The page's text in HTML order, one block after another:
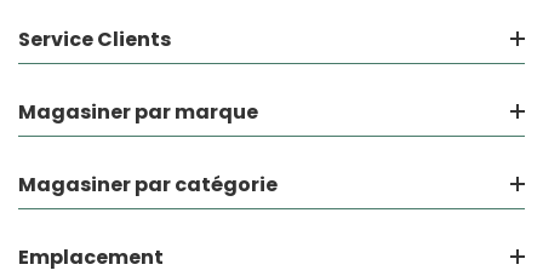
Service Clients
Magasiner par marque
Magasiner par catégorie
Emplacement